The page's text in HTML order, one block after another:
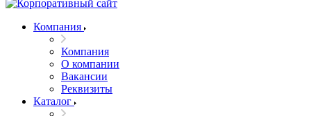
Компания
Компания
О компании
Вакансии
Реквизиты
Каталог